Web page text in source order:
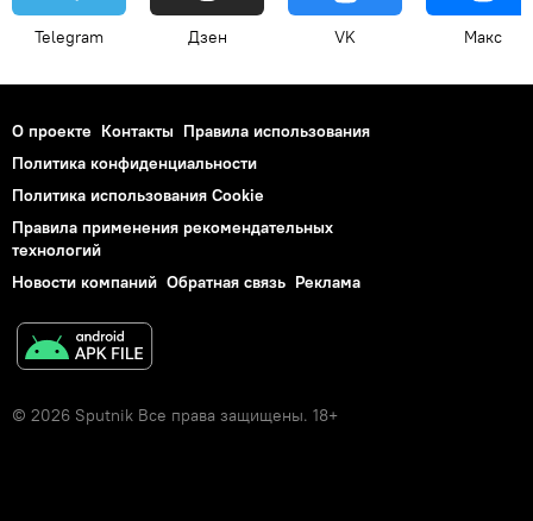
Telegram Дзен VK Макс
О проекте Контакты Правила использования
Политика конфиденциальности
Политика использования Cookie
Правила применения рекомендательных
технологий
Новости компаний Обратная связь Реклама
© 2026 Sputnik Все права защищены. 18+